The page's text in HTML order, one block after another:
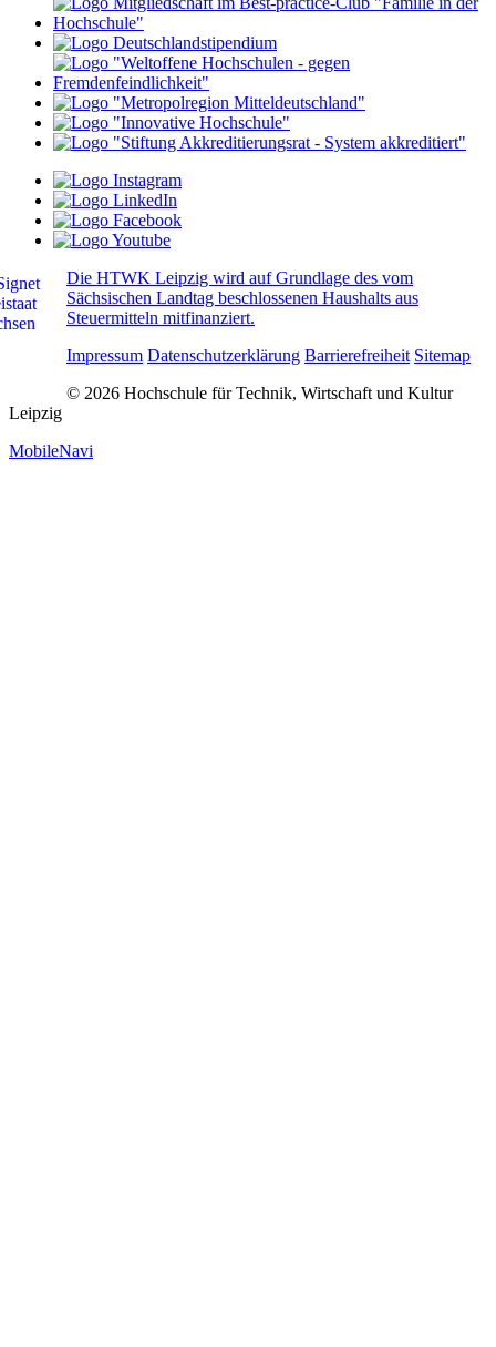
Die HTWK Leipzig wird auf Grundlage des vom
Sächsischen Landtag beschlossenen Haushalts aus
Steuermitteln mitfinanziert.
Impressum Datenschutzerklärung Barrierefreiheit Sitemap
© 2026 Hochschule für Technik, Wirtschaft und Kultur
Leipzig
MobileNavi